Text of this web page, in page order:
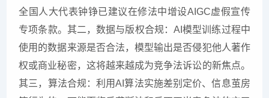
全国人大代表钟铮已建议在修法中增设AIGC虚假宣传
专项条款。其二，数据与版权合规：AI模型训练过程中
使用的数据来源是否合法，模型输出是否侵犯他人著作
权或商业秘密，这将越来越成为竞争法诉讼的新焦点。
其三，算法合规：利用AI算法实施差别定价、信息茧房